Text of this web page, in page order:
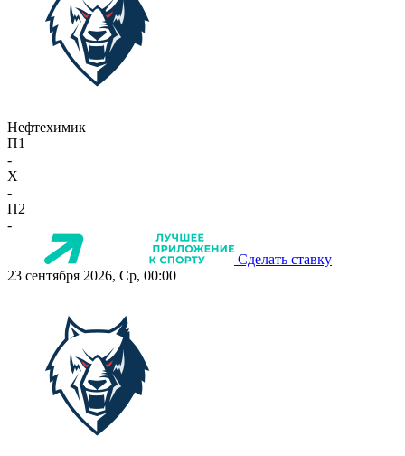
Нефтехимик
П1
-
X
-
П2
-
Сделать ставку
23 сентября 2026, Ср, 00:00